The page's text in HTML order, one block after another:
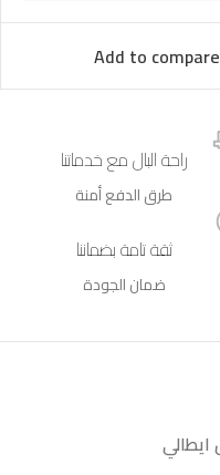
Add to compare
راحة البال مع خدماتنا
طرق الدفع أمنة
ثقة تامة بضماننا
ضمان الجودة